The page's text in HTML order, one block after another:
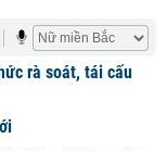
rà soát, tái cấu